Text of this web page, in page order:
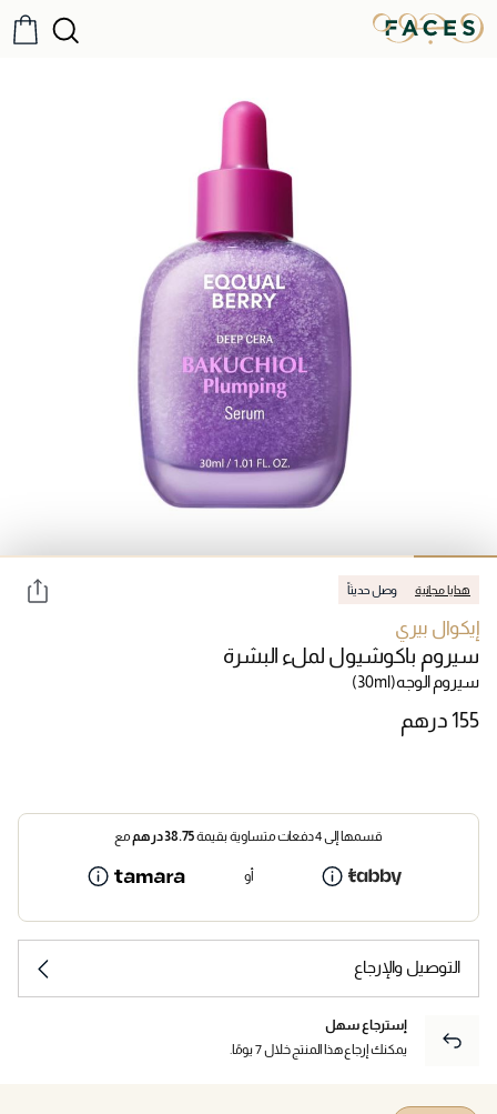
هدايا مجانية وصل حديثاً
إيكوال بيري
سيروم باكوشيول لملء البشرة
سيروم الوجه(30ml)
قسمها إلى 4 دفعات متساوية بقيمة 38.75درهممع
أو
التوصيل والإرجاع
إسترجاع سهل
يمكنك إرجاع هذا المنتج خلال 7 يومًا.